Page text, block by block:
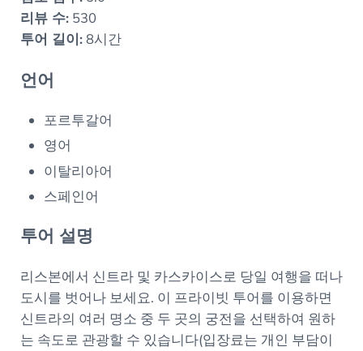
리뷰 수:530
투어 길이:8시간
언어
포르투갈어
영어
이탈리아어
스페인어
투어 설명
리스본에서 신트라 및 카스카이스로 당일 여행을 떠나
도시를 벗어나 보세요. 이 프라이빗 투어를 이용하면
신트라의 여러 명소 중 두 곳의 궁전을 선택하여 원하
는 속도로 관광할 수 있습니다(입장료는 개인 부담이